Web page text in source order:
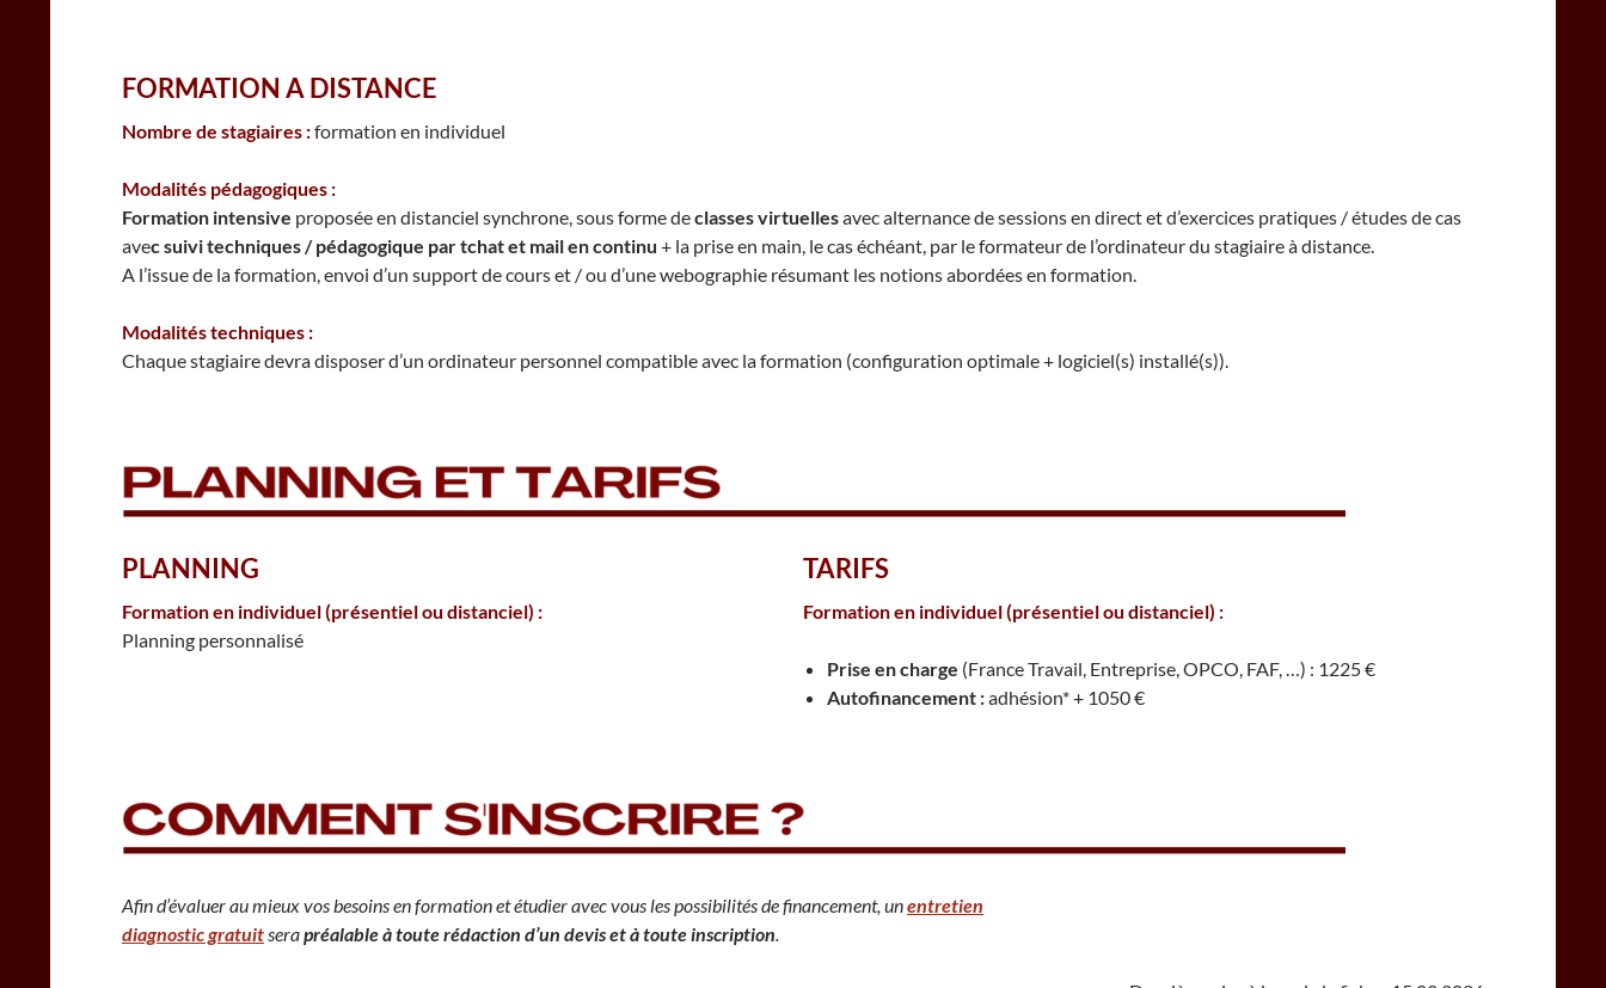
FORMATION A DISTANCE
Nombre de stagiaires :formation en individuel
Modalités pédagogiques :
Formation intensive proposée en distanciel synchrone, sous forme declasses virtuellesavec alternance de sessions en direct et d’exercices pratiques / études de cas
avec suivi techniques / pédagogique par tchat et mail en continu + la prise en main, le cas échéant, par le formateur de l’ordinateur du stagiaire à distance.
A l’issue de la formation, envoi d’un support de cours et / ou d’une webographie résumant les notions abordées en formation.
Modalités techniques :
Chaque stagiaire devra disposer d’un ordinateur personnel compatible avec la formation (configuration optimale + logiciel(s) installé(s)).
PLANNING
Formation en individuel(présentiel ou distanciel) :
Planning personnalisé
TARIFS
Formation en individuel(présentiel ou distanciel) :
Prise en charge (France Travail, Entreprise, OPCO, FAF, …) : 1225 €
Autofinancement :adhésion* + 1050 €
Afin d’évaluer au mieux vos besoins en formation et étudier avec vous les possibilités de financement, unentretien
diagnostic gratuitserapréalable à toute rédaction d’un devis et à toute inscription.